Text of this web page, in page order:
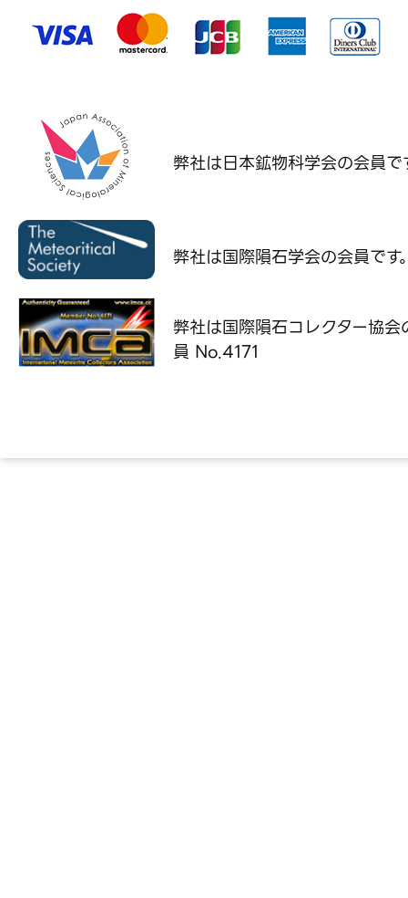
弊社は日本鉱物科学会の会員で
弊社は国際隕石学会の会員です
弊社は国際隕石コレクター協会
員 No.4171